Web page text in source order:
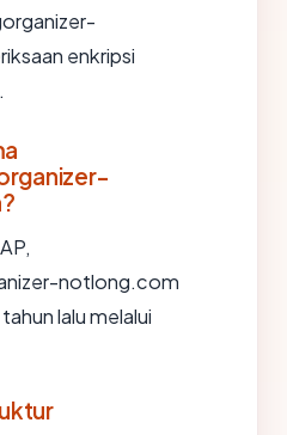
enkripsi
notlong.com
lalu melalui